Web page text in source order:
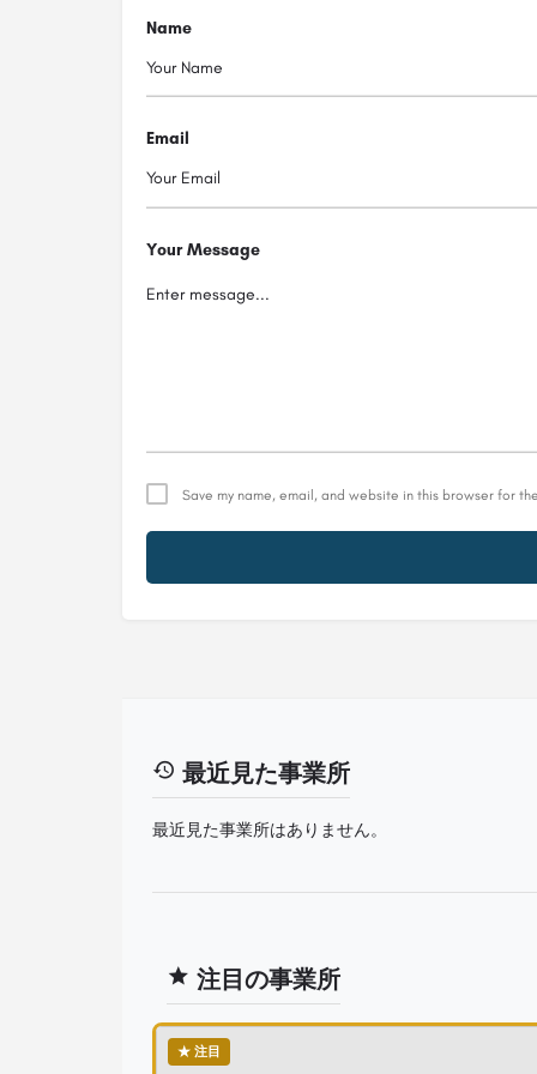
Name
Email
Your Message
Save my name, email, and website in this browser for
最近見た事業所
最近見た事業所はありません。
注目の事業所